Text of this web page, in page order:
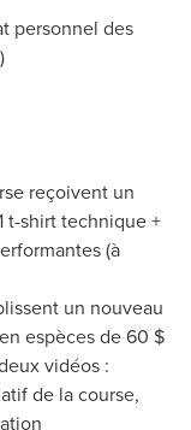
personnel des
reçoivent un
t-shirt technique +
(à
un nouveau
espèces de 60 $
vidéos :
de la course,